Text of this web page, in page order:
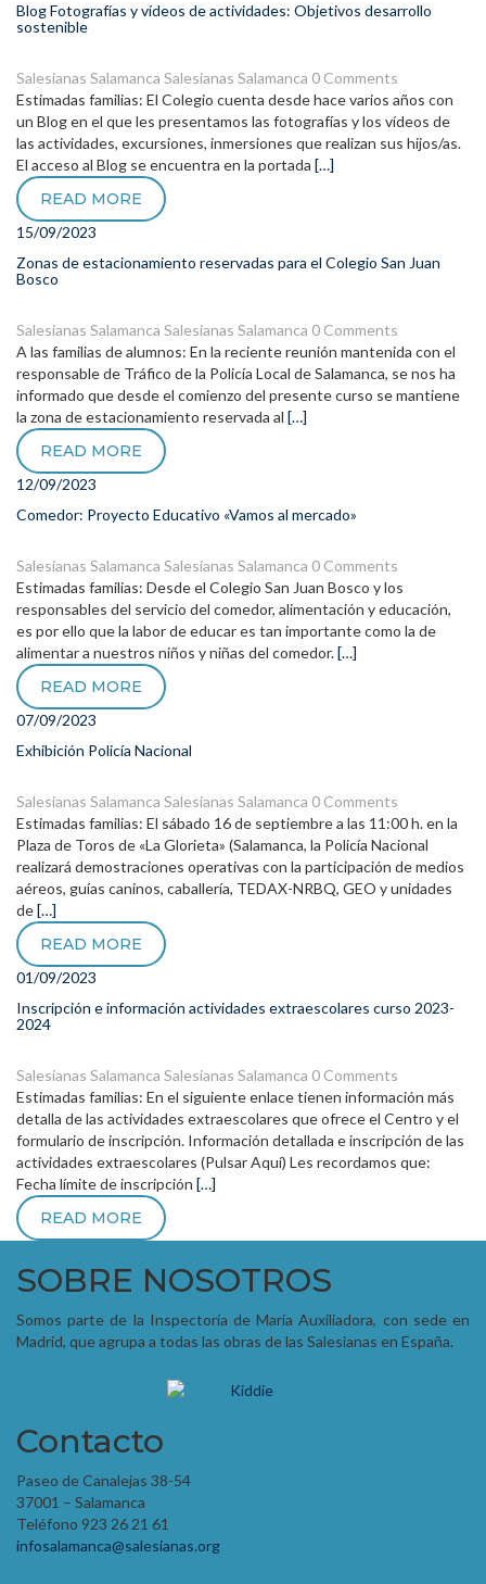
Blog Fotografías y vídeos de actividades: Objetivos desarrollo
sostenible
Salesianas Salamanca Salesianas Salamanca 0 Comments
Estimadas familias: El Colegio cuenta desde hace varios años con
un Blog en el que les presentamos las fotografías y los vídeos de
las actividades, excursiones, inmersiones que realizan sus hijos/as.
El acceso al Blog se encuentra en la portada […]
READ MORE
15/09/2023
Zonas de estacionamiento reservadas para el Colegio San Juan
Bosco
Salesianas Salamanca Salesianas Salamanca 0 Comments
A las familias de alumnos: En la reciente reunión mantenida con el
responsable de Tráfico de la Policía Local de Salamanca, se nos ha
informado que desde el comienzo del presente curso se mantiene
la zona de estacionamiento reservada al […]
READ MORE
12/09/2023
Comedor: Proyecto Educativo «Vamos al mercado»
Salesianas Salamanca Salesianas Salamanca 0 Comments
Estimadas familias: Desde el Colegio San Juan Bosco y los
responsables del servicio del comedor, alimentación y educación,
es por ello que la labor de educar es tan importante como la de
alimentar a nuestros niños y niñas del comedor.[…]
READ MORE
07/09/2023
Exhibición Policía Nacional
Salesianas Salamanca Salesianas Salamanca 0 Comments
Estimadas familias: El sábado 16 de septiembre a las 11:00 h. en la
Plaza de Toros de «La Glorieta» (Salamanca, la Policía Nacional
realizará demostraciones operativas con la participación de medios
aéreos, guías caninos, caballería, TEDAX-NRBQ, GEO y unidades
de[…]
READ MORE
01/09/2023
Inscripción e información actividades extraescolares curso 2023-
2024
Salesianas Salamanca Salesianas Salamanca 0 Comments
Estimadas familias: En el siguiente enlace tienen información más
detalla de las actividades extraescolares que ofrece el Centro y el
formulario de inscripción. Información detallada e inscripción de las
actividades extraescolares (Pulsar Aquí) Les recordamos que:
Fecha límite de inscripción […]
READ MORE
SOBRE NOSOTROS
Somos parte de la Inspectoría de María Auxiliadora, con sede en
Madrid, que agrupa a todas las obras de las Salesianas en España.
Contacto
Paseo de Canalejas 38-54
37001 – Salamanca
Teléfono 923 26 21 61
infosalamanca@salesianas.org